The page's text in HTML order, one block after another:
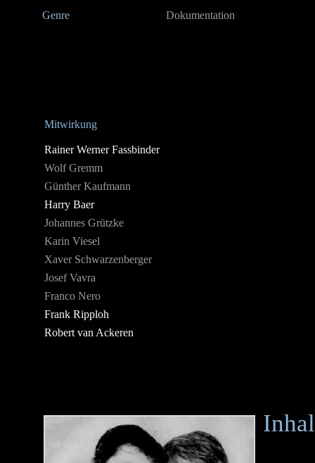
Genre
Dokumentation
Mitwirkung
Rainer Werner Fassbinder
Wolf Gremm
Günther Kaufmann
Harry Baer
Johannes Grützke
Karin Viesel
Xaver Schwarzenberger
Josef Vavra
Franco Nero
Frank Ripploh
Robert van Ackeren